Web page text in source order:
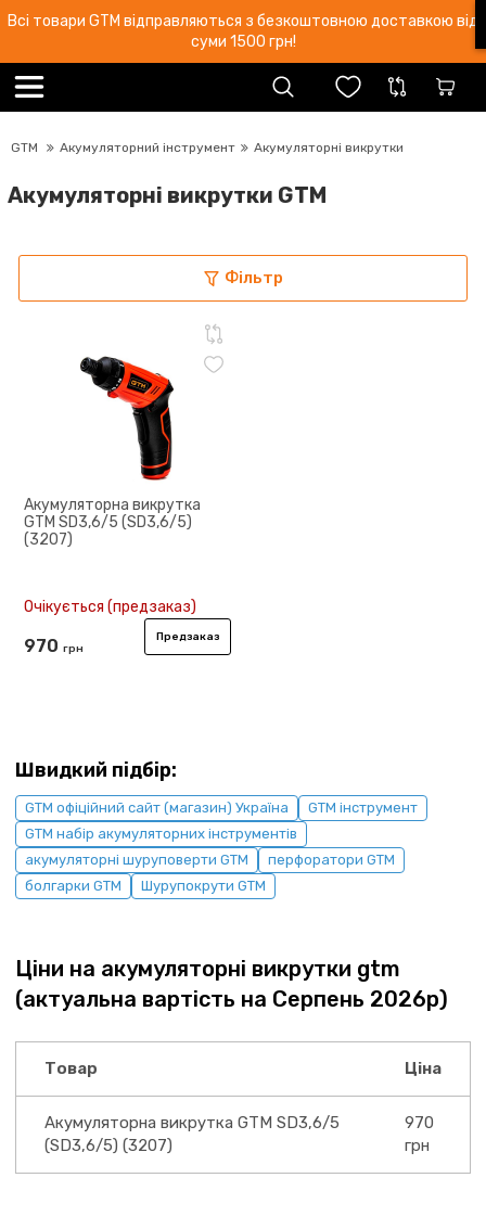
Всі товари GTM відправляються з безкоштовною доставкою від
суми 1500 грн!
GTM Акумуляторний інструмент Акумуляторні викрутки
Акумуляторні викрутки GTM
Фільтр
Акумуляторна викрутка
GTM SD3,6/5 (SD3,6/5)
(3207)
Очікується (предзаказ)
970 грн
Предзаказ
Швидкий підбір:
GTM офіційний сайт (магазин) Україна
GTM інструмент
GTM набір акумуляторних інструментів
акумуляторні шуруповерти GTM
перфоратори GTM
болгарки GTM
Шурупокрути GTM
Ціни на акумуляторні викрутки gtm
(актуальна вартість на Серпень 2026р)
Товар Ціна
Акумуляторна викрутка GTM SD3,6/5
(SD3,6/5) (3207)
970
грн